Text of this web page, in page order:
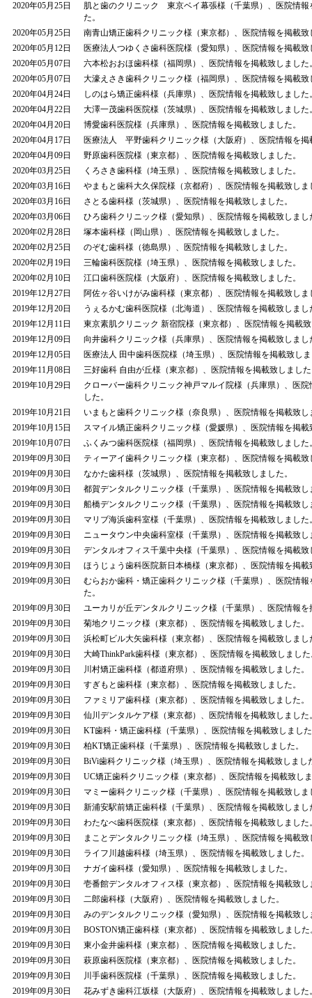
2020年05月25日
肌と歯のクリニック 東京ベイ幕張様（千葉県）、医院情報
た。
2020年05月25日
南青山矯正歯科クリニック様（東京都）、医院情報を掲載致
2020年05月12日
医療法人つゆくさ歯科医院様（愛知県）、医院情報を掲載致
2020年05月07日
六本松おおほ歯科様（福岡県）、医院情報を掲載致しました
2020年05月07日
大濠えさき歯科クリニック様（福岡県）、医院情報を掲載致
2020年04月24日
しのはら矯正歯科様（兵庫県）、医院情報を掲載致しました
2020年04月22日
大澤一茂歯科医院様（茨城県）、医院情報を掲載致しました
2020年04月20日
博愛歯科医院様（兵庫県）、医院情報を掲載致しました。
2020年04月17日
医療法人 平野歯科クリニック様（大阪府）、医院情報を掲
2020年04月09日
野原歯科医院様（東京都）、医院情報を掲載致しました。
2020年03月25日
くろさき歯科様（埼玉県）、医院情報を掲載致しました。
2020年03月16日
やまもと歯科大久保院様（京都府）、医院情報を掲載致しま
2020年03月16日
さとる歯科様（茨城県）、医院情報を掲載致しました。
2020年03月06日
ひろ歯科クリニック様（愛知県）、医院情報を掲載致しまし
2020年02月28日
塚本歯科様（岡山県）、医院情報を掲載致しました。
2020年02月25日
のぞむ歯科様（徳島県）、医院情報を掲載致しました。
2020年02月19日
三輪歯科医院様（埼玉県）、医院情報を掲載致しました。
2020年02月10日
江口歯科医院様（大阪府）、医院情報を掲載致しました。
2019年12月27日
阿佐ヶ谷いけがみ歯科様（東京都）、医院情報を掲載致しま
2019年12月20日
うぇるかむ歯科医院様（北海道）、医院情報を掲載致しまし
2019年12月11日
東京素肌クリニック 新宿院様（東京都）、医院情報を掲載
2019年12月09日
向井歯科クリニック様（兵庫県）、医院情報を掲載致しまし
2019年12月05日
医療法人 田中歯科医院様（埼玉県）、医院情報を掲載致し
2019年11月08日
三好歯科 自由が丘様（東京都）、医院情報を掲載致しまし
2019年10月29日
クローバー歯科クリニック神戸マルイ院様（兵庫県）、医
した。
2019年10月21日
いまもと歯科クリニック様（奈良県）、医院情報を掲載致し
2019年10月15日
スマイル矯正歯科クリニック様（愛媛県）、医院情報を掲載
2019年10月07日
ふくみつ歯科医院様（福岡県）、医院情報を掲載致しました
2019年09月30日
ティーアイ歯科クリニック様（東京都）、医院情報を掲載致
2019年09月30日
なかた歯科様（茨城県）、医院情報を掲載致しました。
2019年09月30日
都賀デンタルクリニック様（千葉県）、医院情報を掲載致し
2019年09月30日
船橋デンタルクリニック様（千葉県）、医院情報を掲載致し
2019年09月30日
マリブ海浜歯科室様（千葉県）、医院情報を掲載致しました
2019年09月30日
ニュータウン中央歯科室様（千葉県）、医院情報を掲載致し
2019年09月30日
デンタルオフィス千葉中央様（千葉県）、医院情報を掲載致
2019年09月30日
ほうじょう歯科医院新日本橋様（東京都）、医院情報を掲載
2019年09月30日
むらおか歯科・矯正歯科クリニック様（千葉県）、医院情報
た。
2019年09月30日
ユーカリが丘デンタルクリニック様（千葉県）、医院情報
2019年09月30日
菊地クリニック様（東京都）、医院情報を掲載致しました。
2019年09月30日
浜松町ビル大矢歯科様（東京都）、医院情報を掲載致しまし
2019年09月30日
大崎ThinkPark歯科様（東京都）、医院情報を掲載致しまし
2019年09月30日
川村矯正歯科様（都道府県）、医院情報を掲載致しました。
2019年09月30日
すぎもと歯科様（東京都）、医院情報を掲載致しました。
2019年09月30日
ファミリア歯科様（東京都）、医院情報を掲載致しました。
2019年09月30日
仙川デンタルケア様（東京都）、医院情報を掲載致しました
2019年09月30日
KT歯科・矯正歯科様（千葉県）、医院情報を掲載致しまし
2019年09月30日
柏KT矯正歯科様（千葉県）、医院情報を掲載致しました。
2019年09月30日
BiVi歯科クリニック様（埼玉県）、医院情報を掲載致しまし
2019年09月30日
UC矯正歯科クリニック様（東京都）、医院情報を掲載致し
2019年09月30日
マミー歯科クリニック様（千葉県）、医院情報を掲載致しま
2019年09月30日
新浦安駅前矯正歯科様（千葉県）、医院情報を掲載致しまし
2019年09月30日
わたなべ歯科医院様（東京都）、医院情報を掲載致しました
2019年09月30日
まことデンタルクリニック様（埼玉県）、医院情報を掲載致
2019年09月30日
ライフ川越歯科様（埼玉県）、医院情報を掲載致しました。
2019年09月30日
ナガイ歯科様（愛知県）、医院情報を掲載致しました。
2019年09月30日
壱番館デンタルオフィス様（東京都）、医院情報を掲載致し
2019年09月30日
二郎歯科様（大阪府）、医院情報を掲載致しました。
2019年09月30日
みのデンタルクリニック様（愛知県）、医院情報を掲載致し
2019年09月30日
BOSTON矯正歯科様（東京都）、医院情報を掲載致しました
2019年09月30日
東小金井歯科様（東京都）、医院情報を掲載致しました。
2019年09月30日
萩原歯科医院様（東京都）、医院情報を掲載致しました。
2019年09月30日
川手歯科医院様（千葉県）、医院情報を掲載致しました。
2019年09月30日
花みずき歯科江坂様（大阪府）、医院情報を掲載致しました